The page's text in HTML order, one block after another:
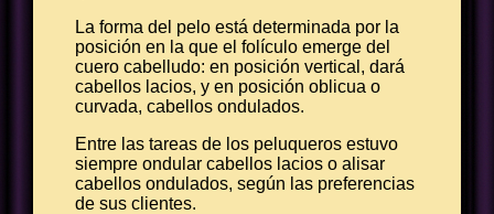
La forma del pelo está determinada por la
posición en la que el folículo emerge del
cuero cabelludo: en posición vertical, dará
cabellos lacios, y en posición oblicua o
curvada, cabellos ondulados.
Entre las tareas de los peluqueros estuvo
siempre ondular cabellos lacios o alisar
cabellos ondulados, según las preferencias
de sus clientes.